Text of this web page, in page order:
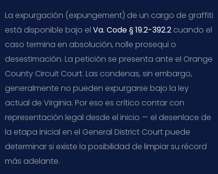
La expurgación (expungement) de un cargo de graffiti
está disponible bajo el Va. Code § 19.2-392.2 cuando el
caso termina en absolución, nolle prosequi o
desestimación. La petición se presenta ante el Orange
County Circuit Court. Las condenas, sin embargo,
generalmente no pueden expurgarse bajo la ley
actual de Virginia. Por eso es crítico contar con
representación legal desde el inicio — el desenlace de
la etapa inicial en el General District Court puede
determinar si existe la posibilidad de limpiar su récord
más adelante.